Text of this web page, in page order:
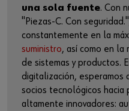
una sola fuente. Con
"Piezas-C. Con
constantemente en la
suministro, así como en la
de sistemas y productos.
digitalización, esperamos
socios tecnológicos hacia
altamente innovadores: